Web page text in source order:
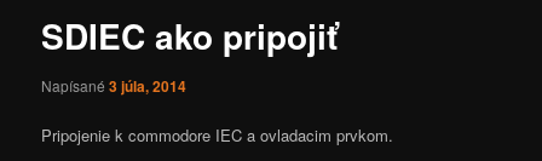
SDIEC ako pripojiť
Napísané3 júla, 2014
Pripojenie k commodore IEC a ovladacim prvkom.